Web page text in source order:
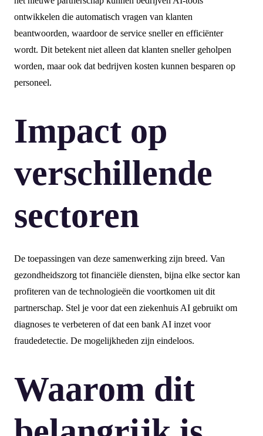
ontwikkelen die automatisch vragen van klanten
beantwoorden, waardoor de service sneller en efficiënter
wordt. Dit betekent niet alleen dat klanten sneller geholpen
worden, maar ook dat bedrijven kosten kunnen besparen op
personeel.
Impact op
verschillende
sectoren
De toepassingen van deze samenwerking zijn breed. Van
gezondheidszorg tot financiële diensten, bijna elke sector kan
profiteren van de technologieën die voortkomen uit dit
partnerschap. Stel je voor dat een ziekenhuis AI gebruikt om
diagnoses te verbeteren of dat een bank AI inzet voor
fraudedetectie. De mogelijkheden zijn eindeloos.
Waarom dit